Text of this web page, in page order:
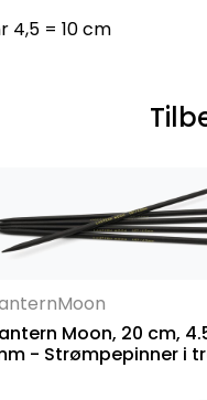
4,5 = 10 cm
Moon, 20 cm,
- Strømpepinner i